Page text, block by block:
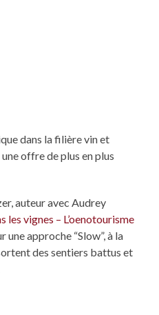
dans la filière vin et
offre de plus en plus
auteur avec Audrey
les vignes – L’oenotourisme
une approche “Slow”, à la
des sentiers battus et